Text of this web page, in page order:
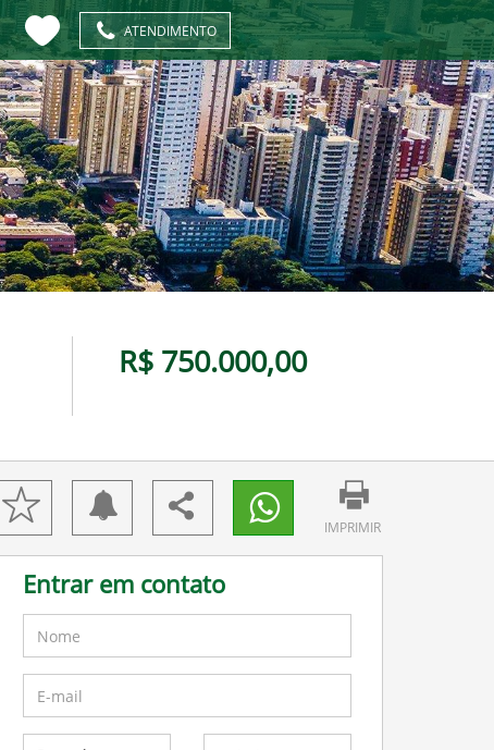
ATENDIMENTO
R$ 750.000,00
IMPRIMIR
Entrar em contato